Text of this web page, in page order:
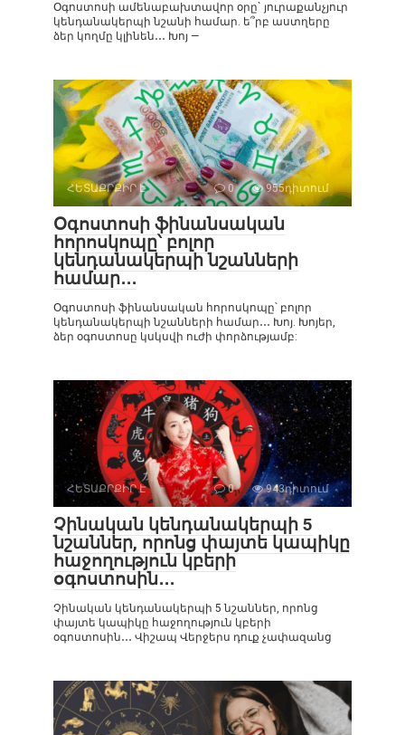
Օգոստոսի ամենաբախտավոր օրը` յուրաքանչյուր
կենդանակերպի նշանի համար. ե՞րբ աստղերը
ձեր կողմը կլինեն․․․ Խոյ —
ՀԵՏԱՔՐՔԻՐ Է 0 955դիտում
Օգոստոսի ֆինանսական
հորոսկոպը՝ բոլոր
կենդանակերպի նշանների
համար․․․
Օգոստոսի ֆինանսական հորոսկոպը՝ բոլոր
կենդանակերպի նշանների համար․․․ Խոյ. Խոյեր,
ձեր օգոստոսը կսկսվի ուժի փորձությամբ:
ՀԵՏԱՔՐՔԻՐ Է 0 943դիտում
Չինական կենդանակերպի 5
նշաններ, որոնց փայտե կապիկը
հաջողություն կբերի
օգոստոսին․․․
Չինական կենդանակերպի 5 նշաններ, որոնց
փայտե կապիկը հաջողություն կբերի
օգոստոսին․․․ Վիշապ Վերջերս դուք չափազանց